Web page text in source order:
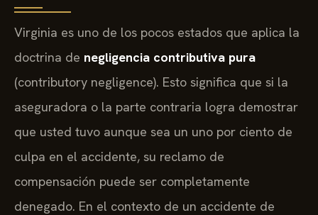
Virginia es uno de los pocos estados que aplica la
doctrina de negligencia contributiva pura
(contributory negligence). Esto significa que si la
aseguradora o la parte contraria logra demostrar
que usted tuvo aunque sea un uno por ciento de
culpa en el accidente, su reclamo de
compensación puede ser completamente
denegado. En el contexto de un accidente de